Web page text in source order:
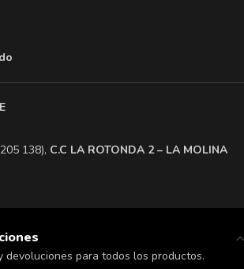
138), ​C.C LA ROTONDA 2 – LA MOLINA
devoluciones para todos los productos.